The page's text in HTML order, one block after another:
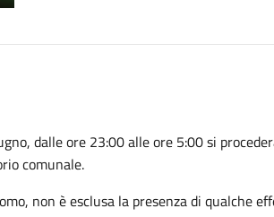
dalle ore 23:00 alle ore 5:00 si
comunale.
non è esclusa la presenza di qualche